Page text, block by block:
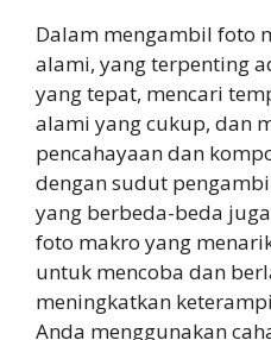
Dalam mengambil foto
alami, yang terpenting
yang tepat, mencari
alami yang cukup, dan
pencahayaan dan
dengan sudut
yang berbeda-beda
foto makro yang
untuk mencoba dan
meningkatkan
Anda menggunakan